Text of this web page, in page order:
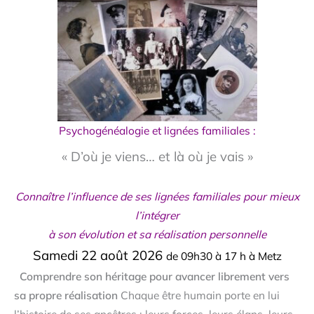
Psychogénéalogie et lignées familiales :
« D’où je viens… et là où je vais »
Connaître l’influence de ses lignées familiales pour mieux
l’intégrer
à son évolution et sa réalisation personnelle
Samedi 22 août 2026 de 09h30 à 17 h à Metz
Comprendre son héritage pour avancer librement vers
sa propre réalisation Chaque être humain porte en lui